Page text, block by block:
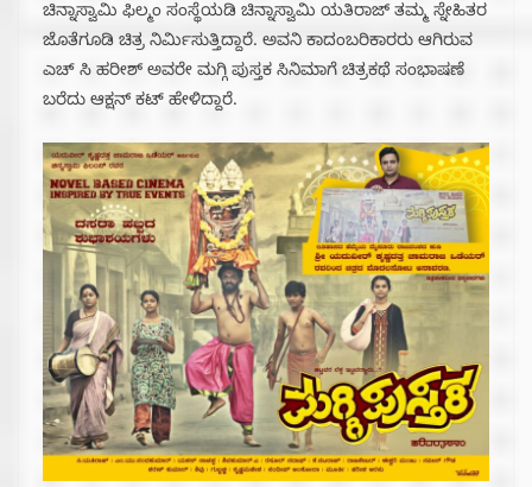
ಚಿನ್ನಾಸ್ವಾಮಿ ಫಿಲ್ಮಂ ಸಂಸ್ಥೆಯಡಿ ಚಿನ್ನಾಸ್ವಾಮಿ ಯತಿರಾಜ್ ತಮ್ಮ ಸ್ನೇಹಿತರ
ಜೊತೆಗೂಡಿ ಚಿತ್ರ ನಿರ್ಮಿಸುತ್ತಿದ್ದಾರೆ. ಅವನಿ ಕಾದಂಬರಿಕಾರರು ಆಗಿರುವ
ಎಚ್ ಸಿ ಹರೀಶ್ ಅವರೇ ಮಗ್ಗಿ ಪುಸ್ತಕ ಸಿನಿಮಾಗೆ ಚಿತ್ರಕಥೆ ಸಂಭಾಷಣೆ
ಬರೆದು ಆಕ್ಷನ್ ಕಟ್ ಹೇಳಿದ್ದಾರೆ.